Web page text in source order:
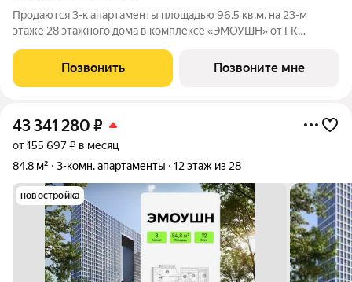
Продаются 3-к апартаменты площадью 96.5 кв.м. на 23-м
этаже 28 этажного дома в комплексе «ЭМОУШН» от ГК
апартаментов бизнес-класса в престижном районе Хорошёво-
Мнёвники (СЗАО), новый выразительный акцент
Позвонить Позвоните мне
43 341 280 ₽
от 155 697 ₽ в месяц
84,8 м²
3-комн. апартаменты 12 этаж из 28
новостройка